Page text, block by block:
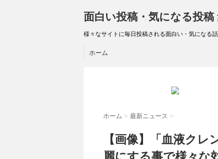
面白い投稿・気になる投
様々なサイトに毎日投稿される面白い・気になる
ホーム
ホーム > 最新ニュース >
【画像】「血液ク
麗にする事で様々な